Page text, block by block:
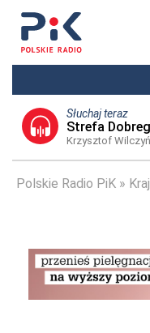
Słuchaj teraz
Strefa
Krzysztof
Polskie Radio PiK